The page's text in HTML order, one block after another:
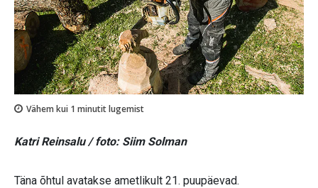
Vähem kui 1 minutit lugemist
Katri Reinsalu / foto: Siim Solman
Täna õhtul avatakse ametlikult 21. puupäevad.